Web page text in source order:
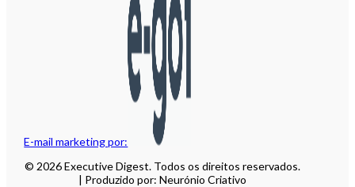
E-mail marketing por:
© 2026 Executive Digest. Todos os direitos reservados.
| Produzido por: Neurónio Criativo